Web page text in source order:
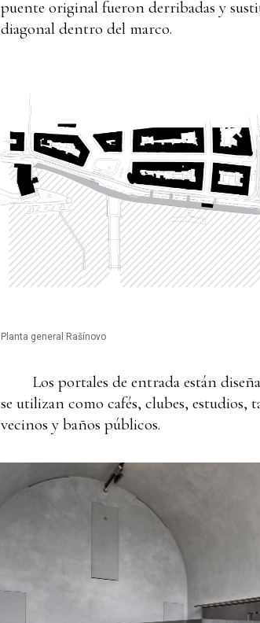
puente original fueron derribadas y
diagonal dentro del marco.
Planta general Rašínovo
Los portales de entrada están
se utilizan como cafés, clubes, estudios,
vecinos y baños públicos.